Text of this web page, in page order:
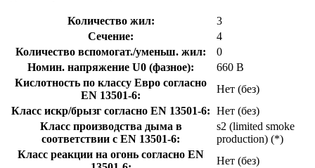
Количество жил:
3
Сечение:
4
Количество вспомогат./уменьш. жил:
0
Номин. напряжение U0 (фазное):
660 В
Кислотность по классу Евро согласно
EN 13501-6:
Нет (без)
Класс искр/брызг согласно EN 13501-6: Нет (без)
Класс производства дыма в
соответствии с EN 13501-6:
s2 (limited smoke
production) (*)
Класс реакции на огонь согласно EN
Нет (без)